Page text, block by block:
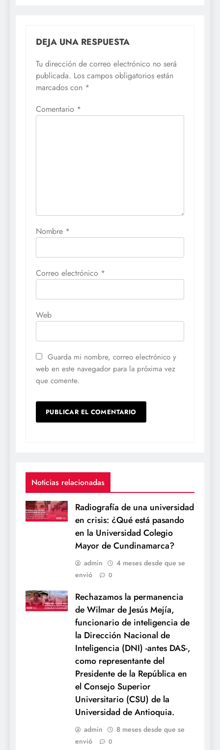
DEJA UNA RESPUESTA
Tu dirección de correo electrónico no será
publicada. Los campos obligatorios están
marcados con *
Comentario *
Nombre *
Correo electrónico *
Web
Guarda mi nombre, correo electrónico y
web en este navegador para la próxima vez
que comente.
Noticias relacionadas
Radiografía de una universidad
en crisis: ¿Qué está pasando
en la Universidad Colegio
Mayor de Cundinamarca?
admin
4 meses desde que se
envió
0
Rechazamos la permanencia
de Wilmar de Jesús Mejía,
funcionario de inteligencia de
la Dirección Nacional de
Inteligencia (DNI) -antes DAS-,
como representante del
Presidente de la República en
el Consejo Superior
Universitario (CSU) de la
Universidad de Antioquia.
admin
8 meses desde que se
envió
0